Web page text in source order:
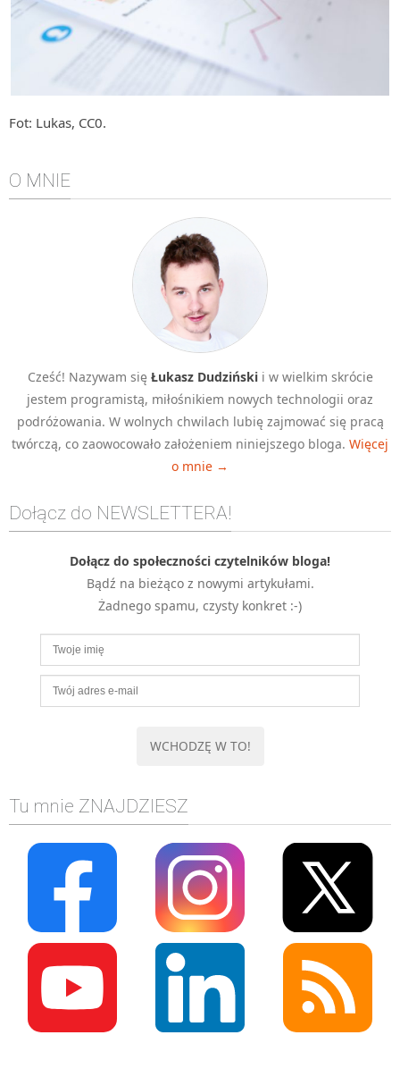
WEB
PHP
WordPress
MOBILE
Android
KONTROLA WERSJI
Git
BAZY
SQL
MySQL
SIECI
EXCEL
WYDARZENIA
PO GODZINACH
Fot: Lukas, CC0.
O MNIE
Cześć! Nazywam się Łukasz Dudzińskii w wielkim skrócie
jestem programistą, miłośnikiem nowych technologii oraz
podróżowania. W wolnych chwilach lubię zajmować się pracą
twórczą, co zaowocowało założeniem niniejszego bloga. Więcej
o mnie →
Dołącz do NEWSLETTERA!
Dołącz do społeczności czytelników bloga!
Bądź na bieżąco z nowymi artykułami.
Żadnego spamu, czysty konkret :-)
Tu mnie ZNAJDZIESZ